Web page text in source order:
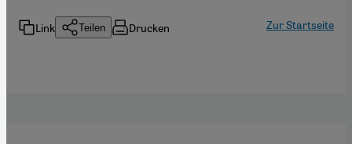
Link Teilen Drucken Zur Startseite